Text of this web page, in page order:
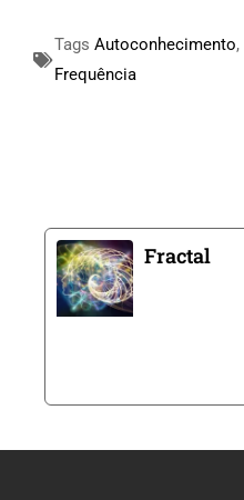
Tags Autoconhecimento,
Frequência
Fractal